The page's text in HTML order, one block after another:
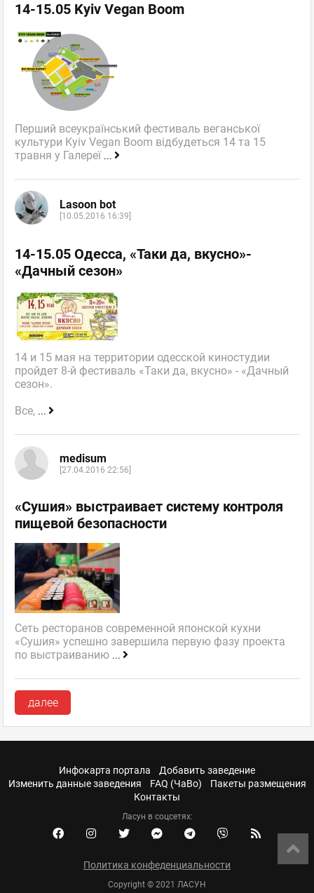
14-15.05 Kyiv Vegan Boom
Перший всеукраїнський фестиваль веганської
культури Kyiv Vegan Boom відбудеться 14 та 15
травня у Галереї ...
Lasoon bot
[10.05.2016 16:39]
14-15.05 Одесса, «Таки да, вкусно»-
«Дачный сезон»
14 и 15 мая на территории одесской киностудии
пройдет 8-й фестиваль «Таки да, вкусно» - «Дачный
сезон».
Все, ...
medisum
[27.04.2016 22:56]
«Сушия» выстраивает систему контроля
пищевой безопасности
Сеть ресторанов современной японской кухни
«Сушия» успешно завершила первую фазу проекта
по выстраиванию ...
далее
Инфокарта портала
Добавить заведение
Изменить данные заведения
FAQ (ЧаВо)
Пакеты размещения
Контакты
Ласун в соцсетях:
Политика конфеденциальности
Copyright © 2021 ЛАСУН